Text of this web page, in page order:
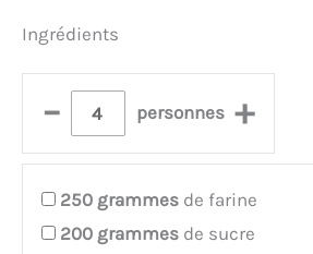
Ingrédients
– personnes +
250 grammes de farine
200 grammes de sucre